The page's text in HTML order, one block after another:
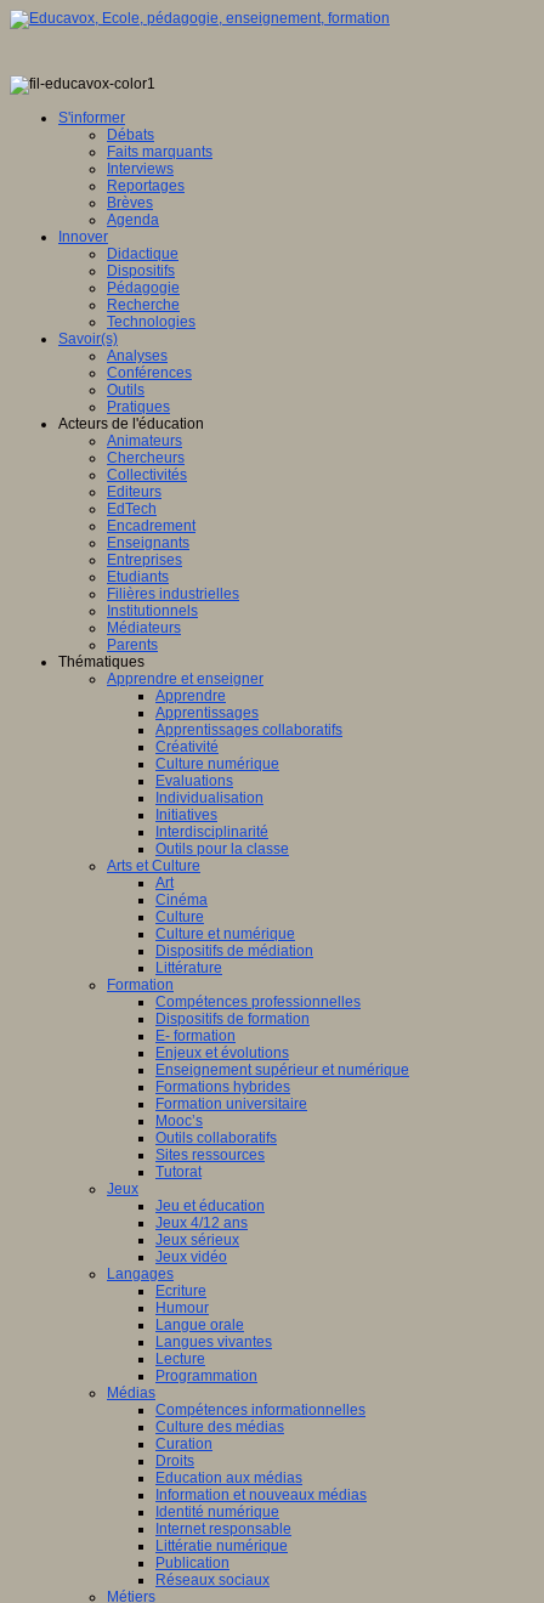
S'informer
Débats
Faits marquants
Interviews
Reportages
Brèves
Agenda
Innover
Didactique
Dispositifs
Pédagogie
Recherche
Technologies
Savoir(s)
Analyses
Conférences
Outils
Pratiques
Acteurs de l'éducation
Animateurs
Chercheurs
Collectivités
Editeurs
EdTech
Encadrement
Enseignants
Entreprises
Etudiants
Filières industrielles
Institutionnels
Médiateurs
Parents
Thématiques
Apprendre et enseigner
Apprendre
Apprentissages
Apprentissages collaboratifs
Créativité
Culture numérique
Evaluations
Individualisation
Initiatives
Interdisciplinarité
Outils pour la classe
Arts et Culture
Art
Cinéma
Culture
Culture et numérique
Dispositifs de médiation
Littérature
Formation
Compétences professionnelles
Dispositifs de formation
E- formation
Enjeux et évolutions
Enseignement supérieur et numérique
Formations hybrides
Formation universitaire
Mooc’s
Outils collaboratifs
Sites ressources
Tutorat
Jeux
Jeu et éducation
Jeux 4/12 ans
Jeux sérieux
Jeux vidéo
Langages
Ecriture
Humour
Langue orale
Langues vivantes
Lecture
Programmation
Médias
Compétences informationnelles
Culture des médias
Curation
Droits
Education aux médias
Information et nouveaux médias
Identité numérique
Internet responsable
Littératie numérique
Publication
Réseaux sociaux
Métiers